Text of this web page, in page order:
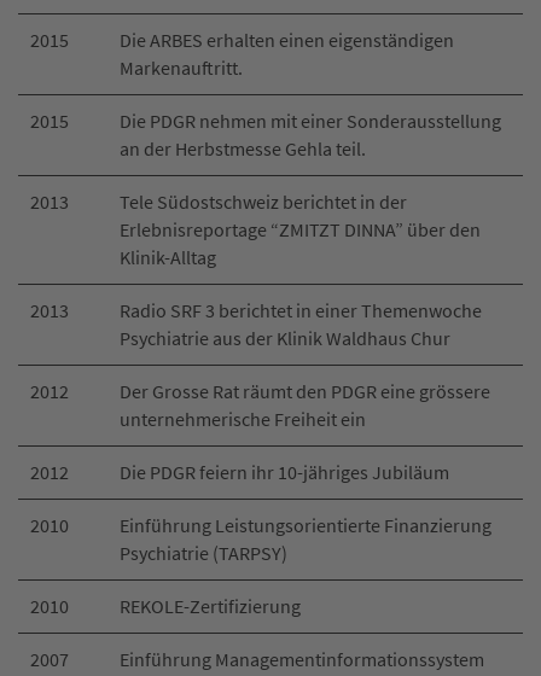
2015
Die ARBES erhalten einen eigenständigen
Markenauftritt.
2015
Die PDGR nehmen mit einer Sonderausstellung
an der Herbstmesse Gehla teil.
2013
Tele Südostschweiz berichtet in der
Erlebnisreportage “ZMITZT DINNA” über den
Klinik-Alltag
2013
Radio SRF 3 berichtet in einer Themenwoche
Psychiatrie aus der Klinik Waldhaus Chur
2012
Der Grosse Rat räumt den PDGR eine grössere
unternehmerische Freiheit ein
2012 Die PDGR feiern ihr 10-jähriges Jubiläum
2010
Einführung Leistungsorientierte Finanzierung
Psychiatrie (TARPSY)
2010 REKOLE-Zertifizierung
2007
Einführung Managementinformationssystem